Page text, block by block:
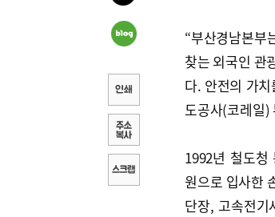
“부산경남본부
찾는 외국인 관
다. 안전의 가
도공사(코레일)
1992년 철도청
원으로 입사한
단장, 고속전기